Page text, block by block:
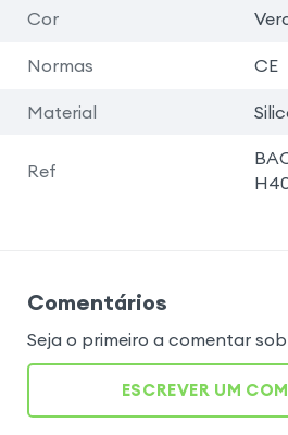
Cor
Normas CE
Material
Ref
Comentários
Seja o primeiro a comentar
ESCREVER UM